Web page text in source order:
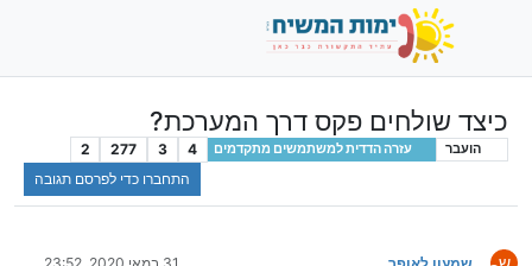
כיצד שולחים פקס דרך המערכת?
הועבר עזרה הדדית למשתמשים מתקדמים 4
3
277
2
התחברו כדי לפרסם תגובה